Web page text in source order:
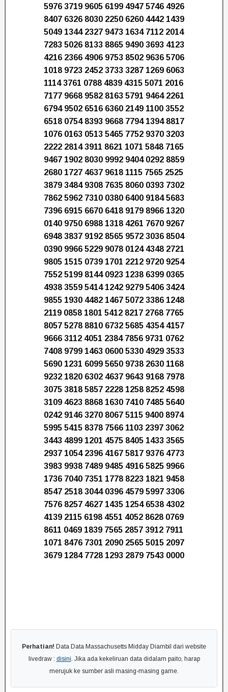
5976 3719 9605 6199 4947 5746 4926
8407 6326 8030 2250 6260 4442 1439
5049 1344 2327 9473 1634 7112 2014
7283 5026 8133 8865 9490 3693 4123
4216 2366 4906 9753 8502 9636 5706
1018 9723 2452 3733 3287 1269 6063
1114 3761 0788 4839 4315 5071 2016
7177 9668 9582 8163 5791 9464 2261
6794 9502 6516 6360 2149 1100 3552
6518 0754 8393 9668 7794 1394 8817
1076 0163 0513 5465 7752 9370 3203
2222 2814 3911 8621 1071 5848 7165
9467 1902 8030 9992 9404 0292 8859
2680 1727 4637 9618 1115 7565 2525
3879 3484 9308 7635 8060 0393 7302
7862 5962 7310 0380 6400 9184 5683
7396 6915 6670 6418 9179 8966 1320
0140 9750 6988 1318 4261 7670 9267
6948 3837 9192 8565 9572 3036 8504
0390 9966 5229 9078 0124 4348 2721
9805 1515 0739 1701 2212 9720 9254
7552 5199 8144 0923 1238 6399 0365
4938 3559 5414 1242 9279 5406 3424
9855 1930 4482 1467 5072 3386 1248
2119 0858 1801 5412 8217 2768 7765
8057 5278 8810 6732 5685 4354 4157
9666 3112 4051 2384 7856 9731 0762
7408 9799 1463 0600 5330 4929 3533
5690 1231 6099 5650 9738 2630 1168
9232 1820 6302 4637 9643 9168 7978
3075 3818 5857 2228 1258 8252 4598
3109 4623 8868 1630 7410 7485 5640
0242 9146 3270 8067 5115 9400 8974
5995 5415 8378 7566 1103 2397 3062
3443 4899 1201 4575 8405 1433 3565
2937 1054 2396 4167 5817 9376 4773
3983 9938 7489 9485 4916 5825 9966
1736 7040 7351 1778 8223 1821 9458
8547 2518 3044 0396 4579 5997 3306
7576 8257 4627 1435 1254 6538 4302
4139 2115 6198 4551 4052 8628 0769
8611 0469 1839 7565 2857 3912 7911
1071 8476 7301 2090 2565 5015 2097
3679 1284 7728 1293 2879 7543 0000
Perhatian! Data Data Massachusetts Midday Diambil dari website
livedraw : disini. Jika ada kekeliruan data didalam paito, harap
merujuk ke sumber asli masing-masing game.